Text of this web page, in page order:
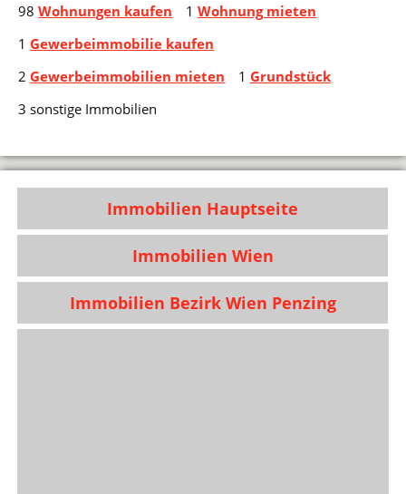
98Wohnungen kaufen 1 Wohnung mieten
1Gewerbeimmobilie kaufen
2Gewerbeimmobilien mieten 1 Grundstück
3 sonstige Immobilien
Immobilien Hauptseite
Immobilien Wien
Immobilien Bezirk Wien Penzing